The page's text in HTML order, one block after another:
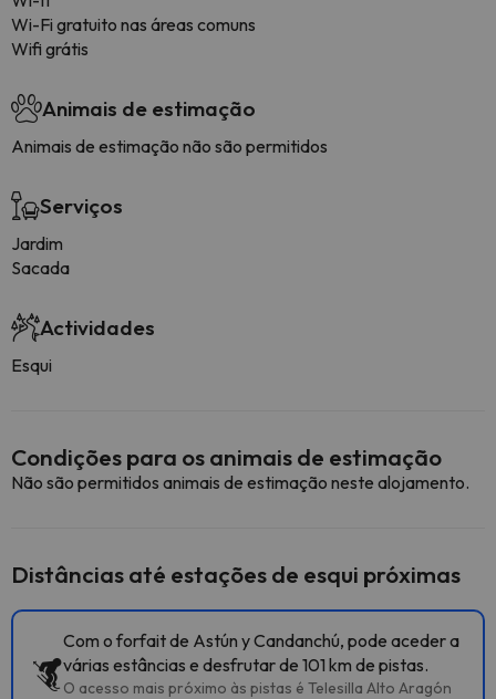
Wi-Fi gratuito nas áreas comuns
Wifi grátis
Animais de estimação
Animais de estimação não são permitidos
Serviços
Jardim
Sacada
Actividades
Esqui
Condições para os animais de estimação
Não são permitidos animais de estimação neste alojamento.
Distâncias até estações de esqui próximas
Com o forfait de Astún y Candanchú, pode aceder a
várias estâncias e desfrutar de 101 km de pistas.
O acesso mais próximo às pistas é Telesilla Alto Aragón